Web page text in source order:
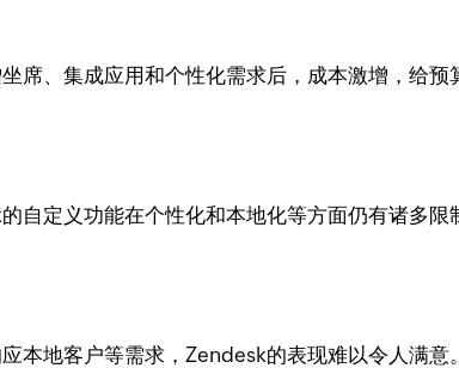
席、集成应用和个性化需求后，成本激增，给预
自定义功能在个性化和本地化等方面仍有诸多限
本地客户等需求，Zendesk的表现难以令人满意。